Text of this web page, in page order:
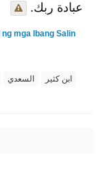
عبادة ربك.
mga Ibang Salin
السعدي
ابن كثير